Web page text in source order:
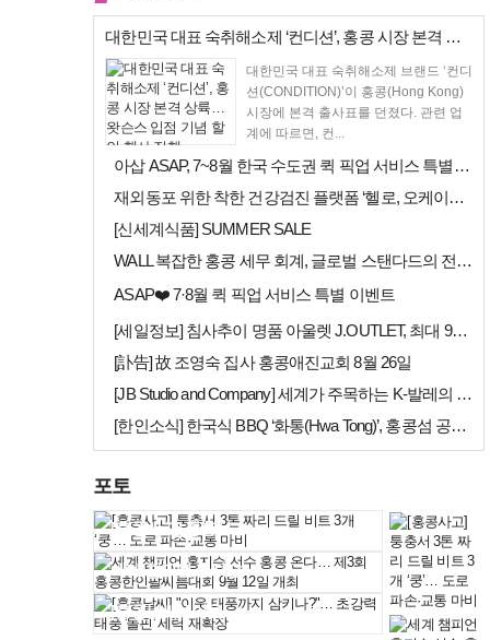
대한민국 대표 숙취해소제 ‘컨디션’, 홍콩 시장 본격 상륙… 왓슨스 입점…
대한민국 대표 숙취해소제 브랜드 ‘컨디
션(CONDITION)’이 홍콩(Hong Kong)
시장에 본격 출사표를 던졌다. 관련 업
계에 따르면, 컨...
아삽 ASAP, 7~8월 한국 수도권 퀵 픽업 서비스 특별 프로모션 실시
재외동포 위한 착한 건강검진 플랫폼 ‘헬로, 오케이검진’ 서비스 개시
[신세계식품] SUMMER SALE
WALL 복잡한 홍콩 세무 회계, 글로벌 스탠다드의 전문가들이 답을 드립…
ASAP❤️ 7·8월 퀵 픽업 서비스 특별 이벤트
[세일정보] 침사추이 명품 아울렛 J.OUTLET, 최대 90% 빅 세일…
[訃告] 故 조영숙 집사 홍콩애진교회 8월 26일
[JB Studio and Company] 세계가 주목하는 K-발레의 비…
[한인소식] 한국식 BBQ ‘화통(Hwa Tong)’, 홍콩섬 공략 본격…
포토
[홍콩사고] 퉁충서…
세계 챔피언 홍지승…
[홍콩날씨] "이웃…